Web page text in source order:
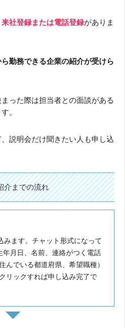
来社登録または電話登録がありま
勤務できる企業の紹介が受けら
った際は担当者との面談がある
。
説明会だけ聞きたい人も申し込
介までの流れ
みます。チャット形式になって
年月日、名前、連絡がつく電話
んでいる都道府県、希望職種）
リックすれば申し込み完了で